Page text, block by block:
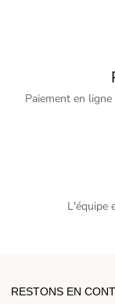
Paiement en
L'équipe
RESTONS EN